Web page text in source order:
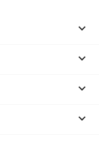



